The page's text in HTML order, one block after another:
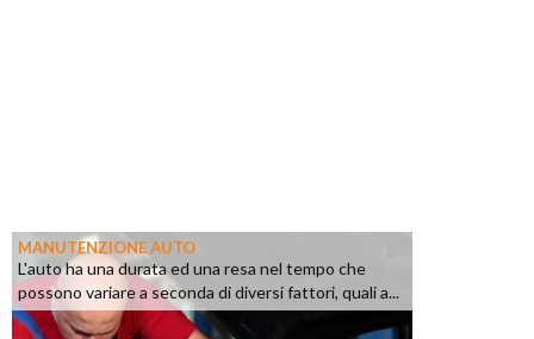
MANUTENZIONE AUTO
L'auto ha una durata ed una resa nel tempo che
possono variare a seconda di diversi fattori, quali a...